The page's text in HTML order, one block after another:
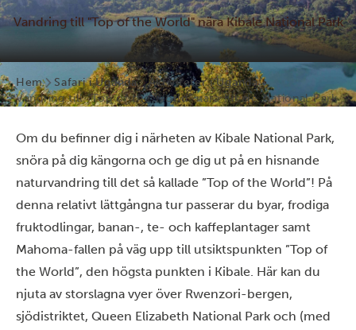
Vandring till "Top of the World" nära Kibale National Park
Hem Safari i Uganda
Aktiviteter i Uganda
Vandring till ”Top of the World” nära Kibale National Park
Om du befinner dig i närheten av Kibale National Park,
snöra på dig kängorna och ge dig ut på en hisnande
naturvandring till det så kallade ”Top of the World”! På
denna relativt lättgångna tur passerar du byar, frodiga
fruktodlingar, banan-, te- och kaffeplantager samt
Mahoma-fallen på väg upp till utsiktspunkten ”Top of
the World”, den högsta punkten i Kibale. Här kan du
njuta av storslagna vyer över Rwenzori-bergen,
sjödistriktet, Queen Elizabeth National Park och (med